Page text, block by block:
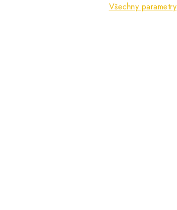
Všechny parametry